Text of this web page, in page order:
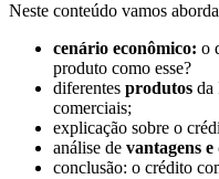
Neste conteúdo vamos
cenário econômico: o
produto como esse?
diferentes produtos da
comerciais;
explicação sobre o
análise de vantagens e
conclusão: o crédito